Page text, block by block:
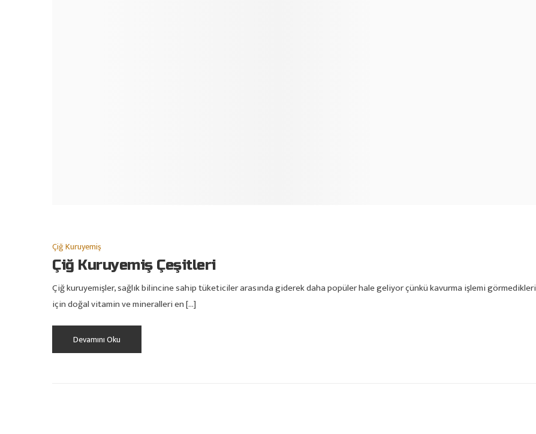
Çiğ Kuruyemiş
Çiğ Kuruyemiş Çeşitleri
Çiğ kuruyemişler, sağlık bilincine sahip tüketiciler arasında giderek daha popüler hale geliyor çünkü kavurma işlemi görmedikleri
için doğal vitamin ve mineralleri en […]
Devamını Oku